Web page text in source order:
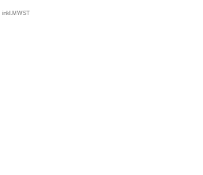
inkl.MWST